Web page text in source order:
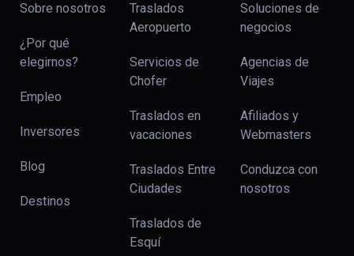
Sobre nosotros
¿Por qué
elegirnos?
Empleo
Inversores
Blog
Destinos
Traslados
Aeropuerto
Servicios de
Chofer
Traslados en
vacaciones
Traslados Entre
Ciudades
Traslados de
Esquí
Soluciones de
negocios
Agencias de
Viajes
Afiliados y
Webmasters
Conduzca con
nosotros